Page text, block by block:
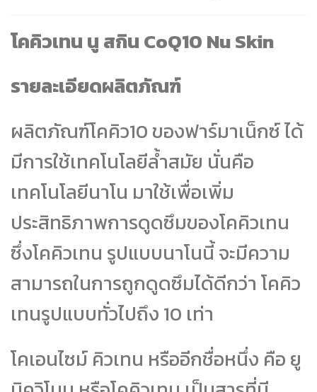
โคคิวเทน นู สกิน CoQ10 Nu Skin
รายละเอียดผลิตภัณฑ์
ผลิตภัณฑ์โคคิว10 ของฟาร์มาเน็กซ์ ได้
มีการใช้เทคโนโลยีล้ำสมัย นั่นคือ
เทคโนโลยีนาโน มาใช้เพื่อเพิ่ม
ประสิทธิภาพการดูดซึมของโคคิวเทน
ซึ่งโคคิวเทน รูปแบบนาโนนี้ จะมีความ
สามารถในการถูกดูดซึมได้ดีกว่า โคคิว
เทนรูปแบบทั่วไปถึง 10 เท่า
โคเอนไซม์ คิวเทน หรืออีกชื่อหนึ่ง คือ ยู